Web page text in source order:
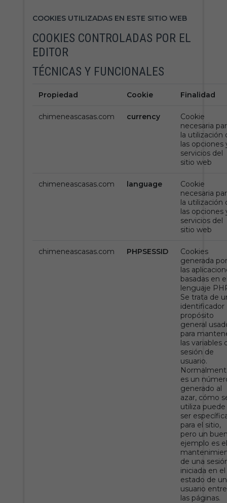
COOKIES UTILIZADAS EN ESTE SITIO WEB
COOKIES CONTROLADAS POR EL
EDITOR
TÉCNICAS Y FUNCIONALES
Propiedad Cookie Finalidad
chimeneascasas.com currency
Cookie
necesaria
la utilización
las opciones
servicios del
sitio web
chimeneascasas.com language
Cookie
necesaria
la utilización
las opciones
servicios del
sitio web
chimeneascasas.com PHPSESSID
Cookies
generada por
las
basadas en
lenguaje
Se trata de
identificador
propósito
general
para
las variables
sesión de
usuario.
es un
generado al
azar, cómo
utiliza puede
ser
para el sitio,
pero un
ejemplo es el
de una
iniciada en el
estado de un
usuario entre
las páginas.